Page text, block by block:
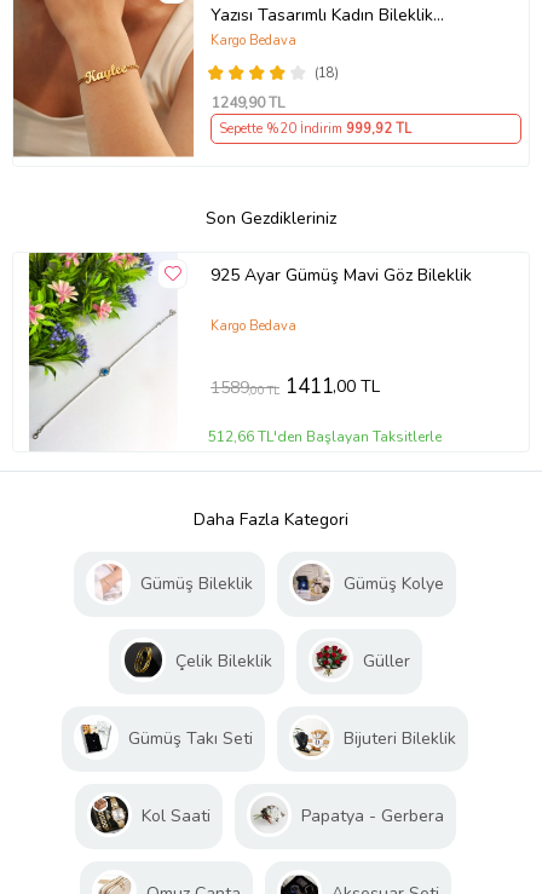
Yazısı Tasarımlı Kadın Bileklik
So0063
(18)
Kargo Bedava
1249,90 TL
Sepette %20 İndirim 999,92 TL
Son Gezdikleriniz
925 Ayar Gümüş Mavi Göz Bileklik
Kargo Bedava
1589,00 TL 1411,00 TL
512,66 TL'den Başlayan Taksitlerle
Daha Fazla Kategori
Gümüş Bileklik Gümüş Kolye
Çelik Bileklik Güller
Gümüş Takı Seti Bijuteri Bileklik
Kol Saati Papatya - Gerbera